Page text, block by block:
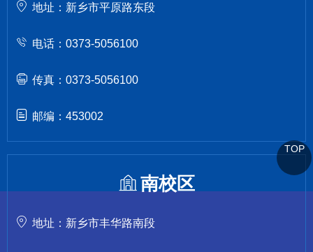
地址：新乡市平原路东段
电话：0373-5056100
传真：0373-5056100
邮编：453002
南校区
地址：新乡市丰华路南段
TOP